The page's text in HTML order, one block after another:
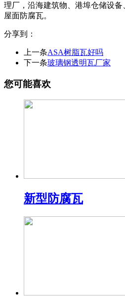
理厂，沿海建筑物、港埠仓储设
屋面防腐瓦。
分享到：
上一条ASA树脂瓦好吗
下一条玻璃钢透明瓦厂家
您可能喜欢
新型防腐瓦